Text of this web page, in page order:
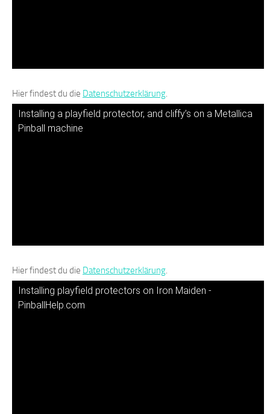
Hier findest du die Datenschutzerklärung.
Installing a playfield protector, and cliffy’s on a Metallica
Pinball machine
Hier findest du die Datenschutzerklärung.
Installing playfield protectors on Iron Maiden -
PinballHelp.com